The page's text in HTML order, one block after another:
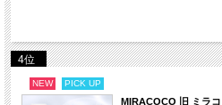
4位
NEW PICK UP
MIRACOCO 旧 ミラ